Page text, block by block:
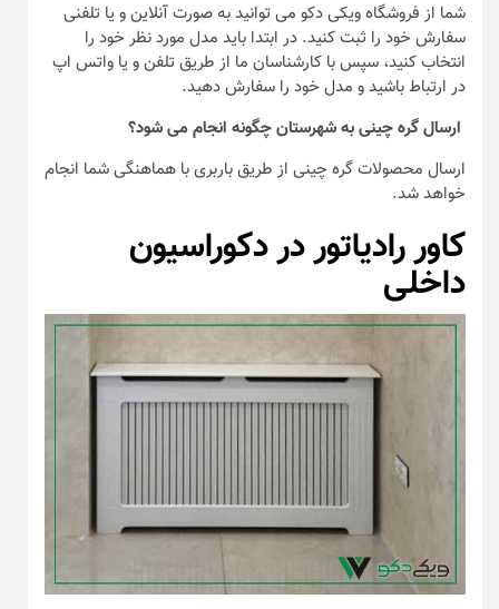
شما از فروشگاه ویکی دکو می توانید به صورت آنلاین و یا تلفنی
سفارش خود را ثبت کنید. در ابتدا باید مدل مورد نظر خود را
انتخاب کنید، سپس با کارشناسان ما از طریق تلفن و یا واتس اپ
در ارتباط باشید و مدل خود را سفارش دهید.
ارسال گره چینی به شهرستان چگونه انجام می شود؟
ارسال محصولات گره چینی از طریق باربری با هماهنگی شما انجام
خواهد شد.
کاور رادیاتور در دکوراسیون
داخلی